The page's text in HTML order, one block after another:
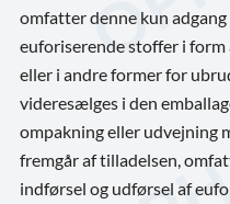
omfatter denne kun
euforiserende stoffer i
eller i andre former for
videresælges i den
ompakning eller udvejning
fremgår af tilladelsen,
indførsel og udførsel af